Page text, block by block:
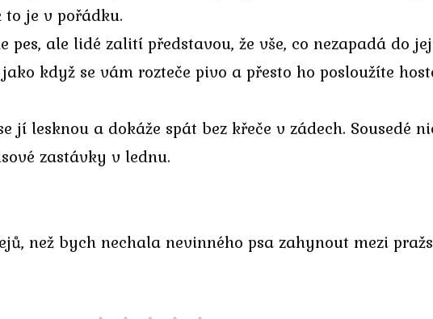
je v pořádku.
ale lidé zalití představou, že vše, co nezapadá do
když se vám rozteče pivo a přesto ho posloužíte
jí lesknou a dokáže spát bez křeče v zádech. Sousedé
zastávky v lednu.
než bych nechala nevinného psa zahynout mezi